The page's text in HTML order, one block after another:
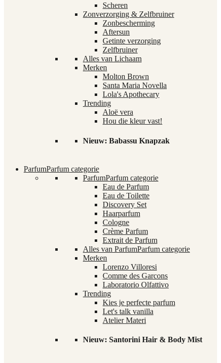
Scheren
Zonverzorging & Zelfbruiner
Zonbescherming
Aftersun
Getinte verzorging
Zelfbruiner
Alles van Lichaam
Merken
Molton Brown
Santa Maria Novella
Lola's Apothecary
Trending
Aloë vera
Hou die kleur vast!
Nieuw: Babassu Knapzak
ParfumParfum categorie
ParfumParfum categorie
Eau de Parfum
Eau de Toilette
Discovery Set
Haarparfum
Cologne
Crème Parfum
Extrait de Parfum
Alles van ParfumParfum categorie
Merken
Lorenzo Villoresi
Comme des Garcons
Laboratorio Olfattivo
Trending
Kies je perfecte parfum
Let's talk vanilla
Atelier Materi
Nieuw: Santorini Hair & Body Mist